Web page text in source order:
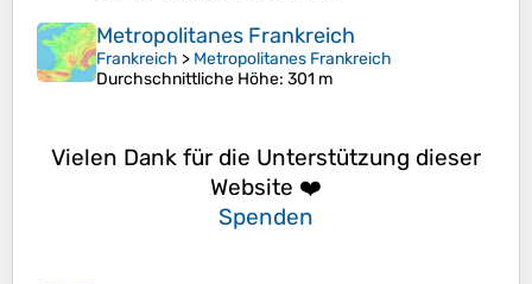
Metropolitanes Frankreich
Frankreich > Metropolitanes Frankreich
Durchschnittliche Höhe: 301 m
Vielen Dank für die Unterstützung dieser
Website ❤️
Spenden